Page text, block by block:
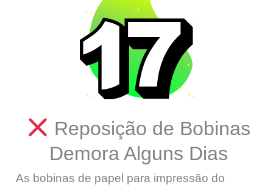
Reposição de Bobinas
Demora Alguns Dias
As bobinas de papel para impressão do